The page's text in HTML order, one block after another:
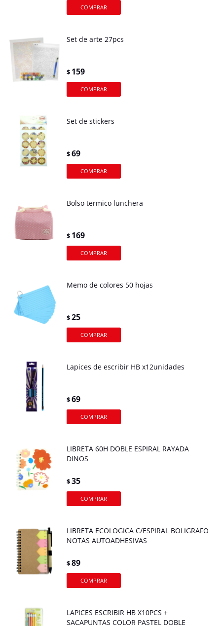
Set de arte 27pcs
$ 159
Set de stickers
$69
Bolso termico lunchera
$ 169
Memo de colores 50 hojas
$25
Lapices de escribir HB x12unidades
$69
LIBRETA 60H DOBLE ESPIRAL RAYADA
DINOS
$35
LIBRETA ECOLOGICA C/ESPIRAL BOLIGRAFO
NOTAS AUTOADHESIVAS
$89
LAPICES ESCRIBIR HB X10PCS +
SACAPUNTAS COLOR PASTEL DOBLE